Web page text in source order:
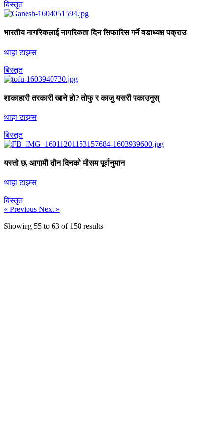
बिस्तृत
भारतीय नागरिकलाई नागरिकता दिन सिफारिस गर्ने वडाध्यक्ष पक्राउ
थाहा टाइम्स
बिस्तृत
शाकाहारी तरकारी खाने हो? तोफु र काजु यसरी पकाउनुस्
थाहा टाइम्स
बिस्तृत
यस्तो छ, आगामी तीन दिनको मौसम पूर्वानुमान
थाहा टाइम्स
बिस्तृत
« Previous Next »
Showing 55 to 63 of 158 results